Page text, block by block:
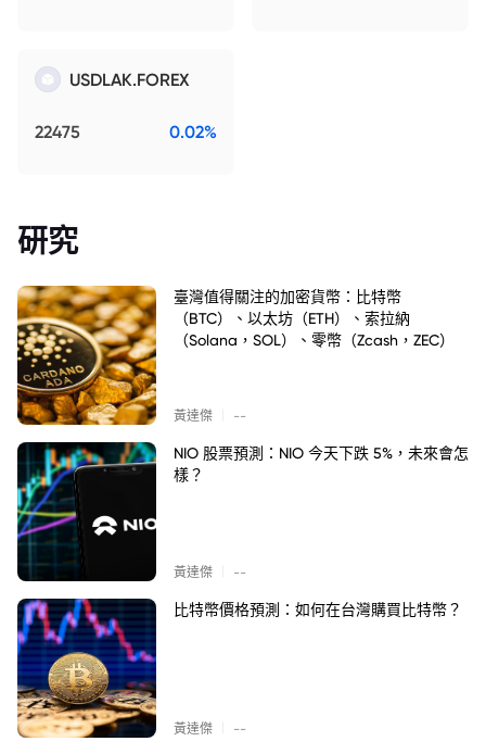
USDLAK.FOREX
22475 0.02%
研究
臺灣值得關注的加密貨幣：比特幣
（BTC）、以太坊（ETH）、索拉納
（Solana，SOL）、零幣（Zcash，ZEC）
黃達傑 --
NIO 股票預測：NIO 今天下跌 5%，未來會怎
樣？
黃達傑 --
比特幣價格預測：如何在台灣購買比特幣？
黃達傑 --